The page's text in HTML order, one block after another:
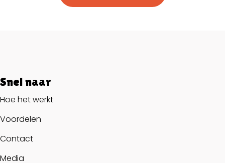
Snel naar
Hoe het werkt
Voordelen
Contact
Media